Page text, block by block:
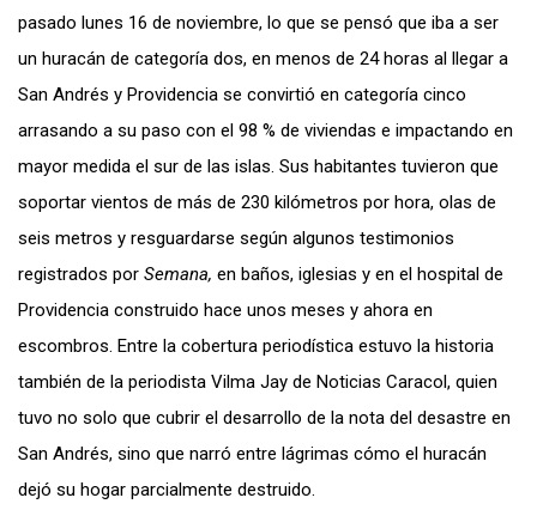
pasado lunes 16 de noviembre, lo que se pensó que iba a ser
un huracán de categoría dos, en menos de 24 horas al llegar a
San Andrés y Providencia se convirtió en categoría cinco
arrasando a su paso con el 98 % de viviendas e impactando en
mayor medida el sur de las islas. Sus habitantes tuvieron que
soportar vientos de más de 230 kilómetros por hora, olas de
seis metros y resguardarse según algunos testimonios
registrados por Semana, en baños, iglesias y en el hospital de
Providencia construido hace unos meses y ahora en
escombros. Entre la cobertura periodística estuvo la historia
también de la periodista Vilma Jay de Noticias Caracol, quien
tuvo no solo que cubrir el desarrollo de la nota del desastre en
San Andrés, sino que narró entre lágrimas cómo el huracán
dejó su hogar parcialmente destruido.